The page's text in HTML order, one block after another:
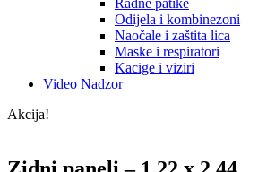
Radne patike
Odijela i kombinezoni
Naočale i zaštita lica
Maske i respiratori
Kacige i viziri
Video Nadzor
Akcija!